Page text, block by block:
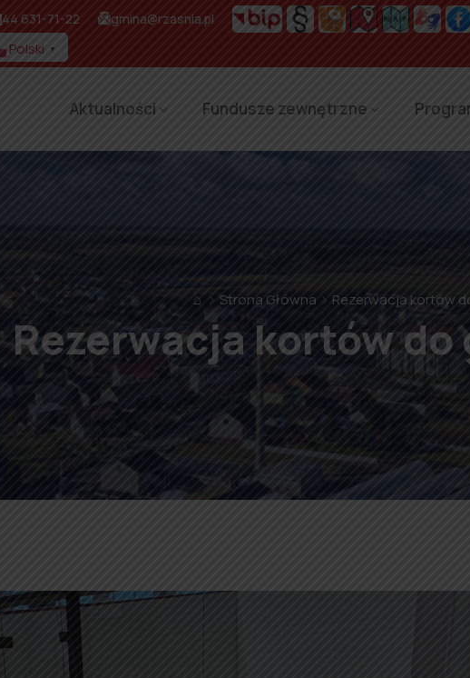
44 631-71-22 gmina@rzasnia.pl
Polski ▼
Aktualności Fundusze zewnętrzne
⌂ Strona Główna Rezerwacja kortów
Rezerwacja kortów do